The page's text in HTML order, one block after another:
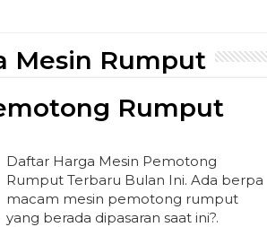
Mesin Rumput
Rumput
Daftar Harga Mesin Pemotong
Rumput Terbaru Bulan Ini. Ada berpa
macam mesin pemotong rumput
yang berada dipasaran saat ini?.